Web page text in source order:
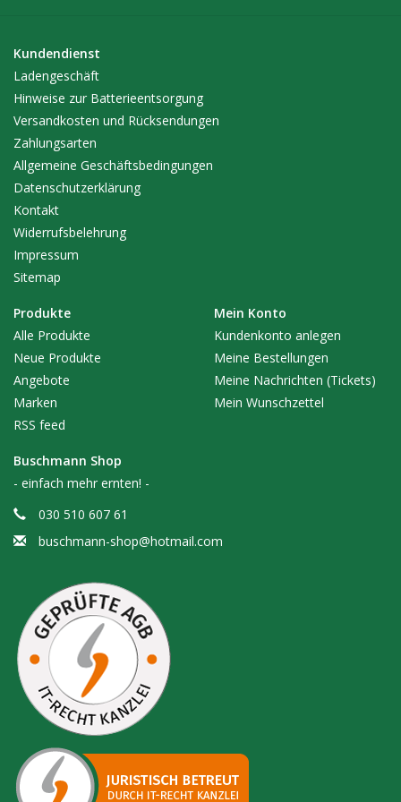
Pax 3 Vaporizer
Konzentrateinsatz
Ladekabel + Station
3500 mAh Batterie
Wartungs - Kit
Multifunktions - Werkzeug
2x Mundstücke (1x hoch, 1x flach)
2x Ofendeckel
3x Siebchen
Bedienungsanleitung (Deutsch und Englisch)
Kundendienst
Ladengeschäft
Hinweise zur Batterieentsorgung
Versandkosten und Rücksendungen
Zahlungsarten
Allgemeine Geschäftsbedingungen
Datenschutzerklärung
Kontakt
Widerrufsbelehrung
Impressum
Sitemap
Produkte
Alle Produkte
Neue Produkte
Angebote
Marken
RSS feed
Mein Konto
Kundenkonto anlegen
Meine Bestellungen
Meine Nachrichten (Tickets)
Mein Wunschzettel
Buschmann Shop
- einfach mehr ernten! -
030 510 607 61
buschmann-shop@hotmail.com